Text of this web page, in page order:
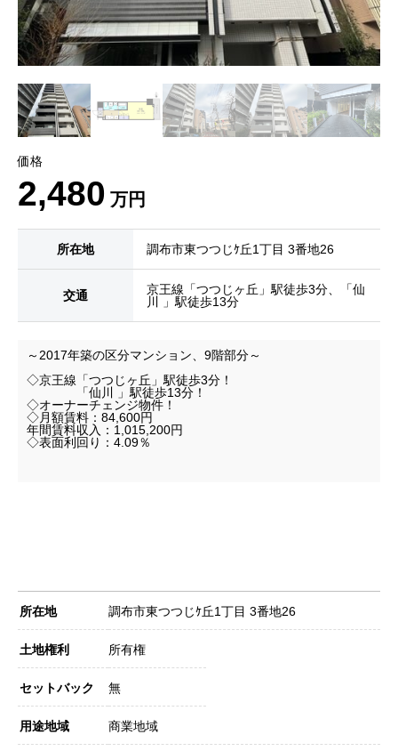
価格
2,480 万円
所在地 調布市東つつじｹ丘1丁目 3番地26
交通
京王線「つつじヶ丘」駅徒歩3分、「仙
川 」駅徒歩13分
～2017年築の区分マンション、9階部分～
◇京王線「つつじヶ丘」駅徒歩3分！
「仙川 」駅徒歩13分！
◇オーナーチェンジ物件！
◇月額賃料：84,600円
年間賃料収入：1,015,200円
◇表面利回り：4.09％
所在地 調布市東つつじｹ丘1丁目 3番地26
土地権利 所有権
セットバック 無
用途地域 商業地域